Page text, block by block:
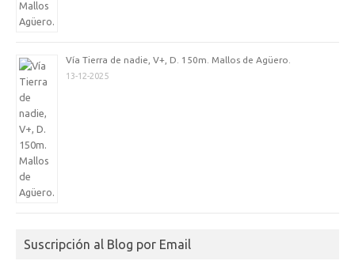
Vía Tierra de nadie, V+, D. 150m. Mallos de Agüero.
13-12-2025
Suscripción al Blog por Email